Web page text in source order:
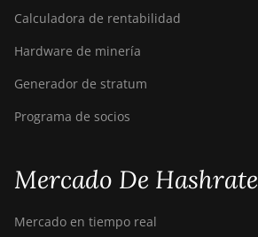
Calculadora de rentabilidad
Hardware de minería
Generador de stratum
Programa de socios
Mercado De Hashrate
Mercado en tiempo real